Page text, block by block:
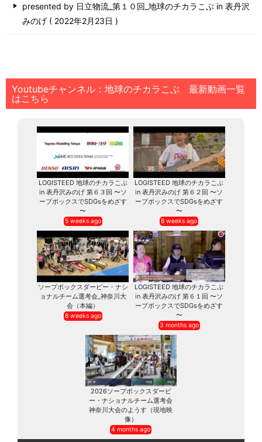
presented by 日立物流_第１０回_地球のチカラこぶ in 表丹沢
みのげ
2022年2月23日
Youtubeチャンネル：地球のチカラこぶ 最新動画一覧
はこちら
LOGISTEED 地球のチカラこぶ
in 表丹沢みのげ 第６３回 〜ソ
ープボックスでSDGsをめざす
〜
5 weeks ago
LOGISTEED 地球のチカラこぶ
in 表丹沢みのげ 第６２回 〜ソ
ープボックスでSDGsをめざす
〜
8 weeks ago
ソープボックスダービー・ナシ
ョナルチーム選考会_神奈川大
会（本編）
8 weeks ago
LOGISTEED 地球のチカラこぶ
in 表丹沢みのげ 第６１回 〜ソ
ープボックスでSDGsをめざす
〜
3 months ago
2026ソープボックスダービ
ー・ナショナルチーム選考会
神奈川大会のようす（現地映
像）
4 months ago